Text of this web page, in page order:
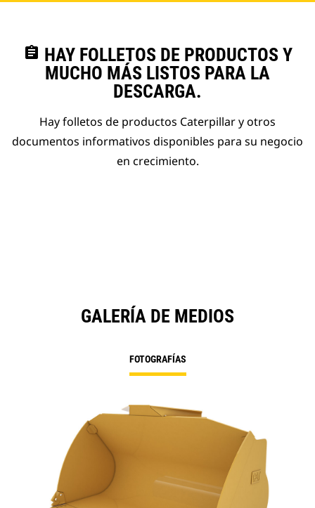
assignment HAY FOLLETOS DE PRODUCTOS Y
MUCHO MÁS LISTOS PARA LA
DESCARGA.
Hay folletos de productos Caterpillar y otros
documentos informativos disponibles para su negocio
en crecimiento.
GALERÍA DE MEDIOS
FOTOGRAFÍAS